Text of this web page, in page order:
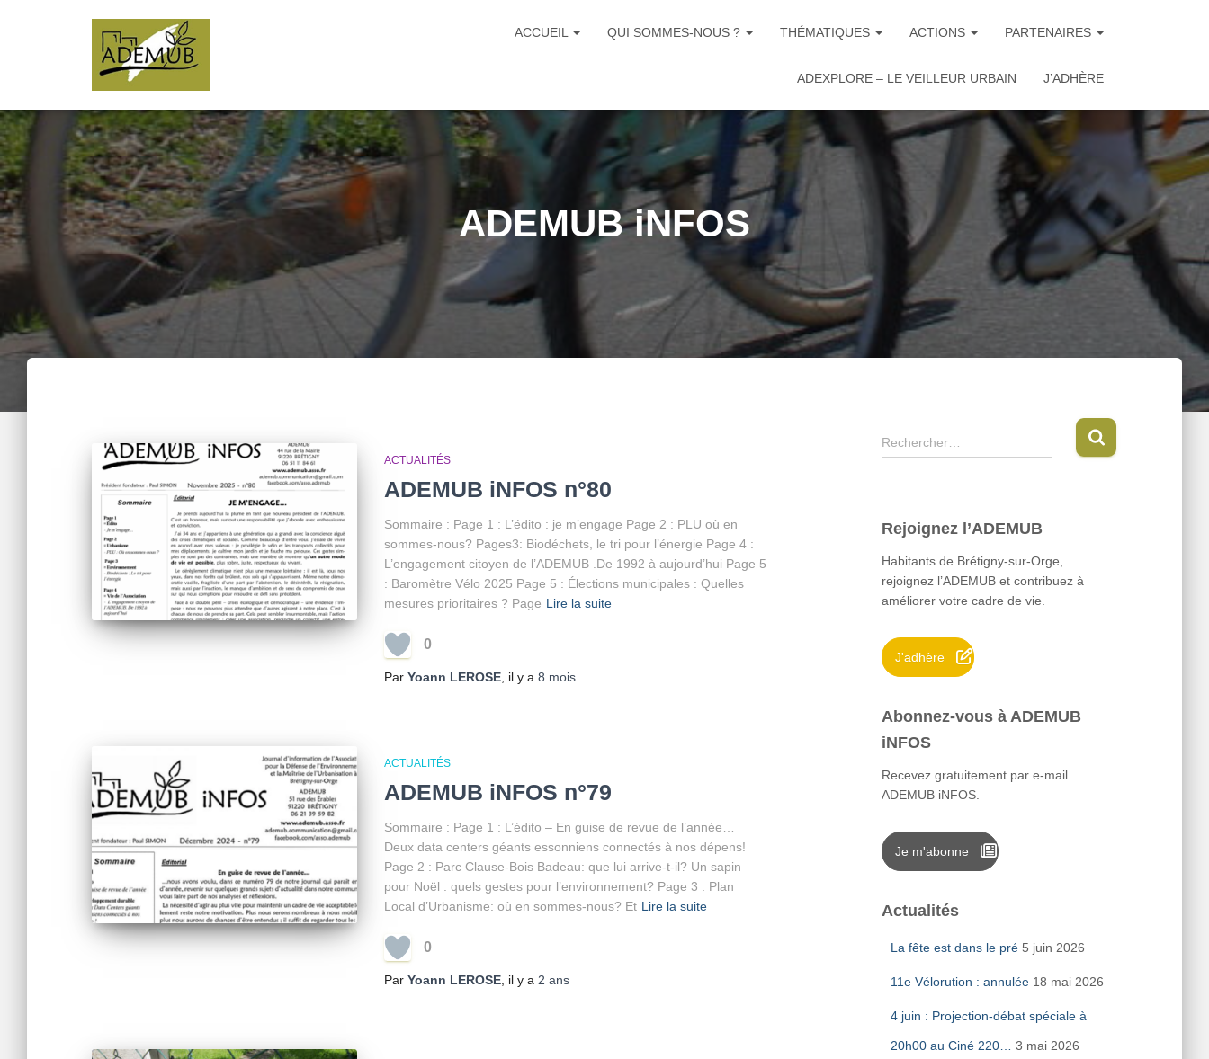
ACCUEIL QUI SOMMES-NOUS ? THÉMATIQUES ACTIONS PARTENAIRES
ADEXPLORE – LE VEILLEUR URBAIN J’ADHÈRE
ADEMUB iNFOS
ACTUALITÉS
ADEMUB iNFOS n°80
Sommaire : Page 1 : L’édito : je m’engage Page 2 : PLU où en
sommes-nous? Pages3: Biodéchets, le tri pour l’énergie Page 4 :
L’engagement citoyen de l’ADEMUB .De 1992 à aujourd’hui Page 5
: Baromètre Vélo 2025 Page 5 : Élections municipales : Quelles
mesures prioritaires ? Page Lire la suite
0
Par Yoann LEROSE , il y a 8 mois
ACTUALITÉS
ADEMUB iNFOS n°79
Sommaire : Page 1 : L’édito – En guise de revue de l’année…
Deux data centers géants essonniens connectés à nos dépens!
Page 2 : Parc Clause-Bois Badeau: que lui arrive-t-il? Un sapin
pour Noël : quels gestes pour l’environnement? Page 3 : Plan
Local d’Urbanisme: où en sommes-nous? Et Lire la suite
0
Par Yoann LEROSE , il y a 2 ans
R
e
r
c
:
Rechercher…
Rejoignez l’ADEMUB
Habitants de Brétigny-sur-Orge,
rejoignez l’ADEMUB et contribuez à
améliorer votre cadre de vie.
J'adhère
Abonnez-vous à ADEMUB
iNFOS
Recevez gratuitement par e-mail
ADEMUB iNFOS.
Je m'abonne
Actualités
La fête est dans le pré 5 juin 2026
11e Vélorution : annulée 18 mai 2026
4 juin : Projection-débat spéciale à
20h00 au Ciné 220… 3 mai 2026